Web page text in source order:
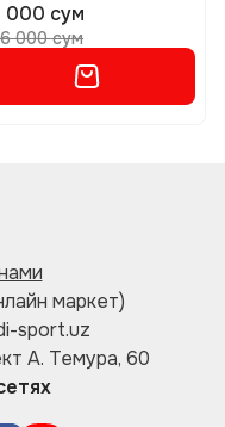
000 сум
000 сум
маркет)
sport.uz
А. Темура, 60